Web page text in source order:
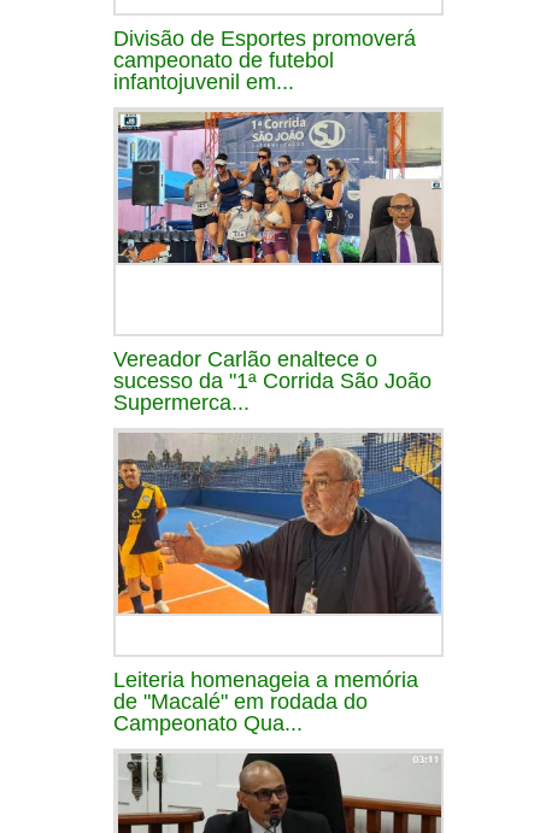
Divisão de Esportes promoverá
campeonato de futebol
infantojuvenil em...
Vereador Carlão enaltece o
sucesso da "1ª Corrida São João
Supermerca...
Leiteria homenageia a memória
de "Macalé" em rodada do
Campeonato Qua...